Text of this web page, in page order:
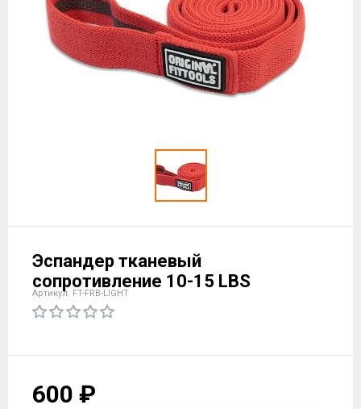
Эспандер тканевый
сопротивление 10-15 LBS
Артикул: FT-FRB-LIGHT
600 ₽